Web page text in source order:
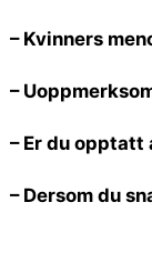
– Kvinners
–
– Er du
– Dersom du